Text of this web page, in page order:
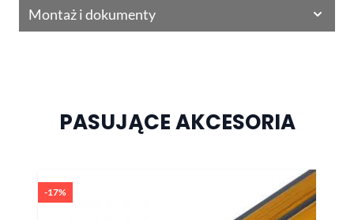
Montaż i dokumenty
PASUJĄCE AKCESORIA
-17%